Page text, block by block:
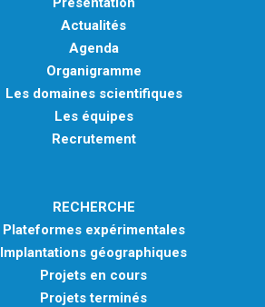
Actualités
Agenda
Organigramme
Les domaines scientifiques
Les équipes
Recrutement
RECHERCHE
Plateformes expérimentales
Implantations géographiques
Projets en cours
Projets terminés